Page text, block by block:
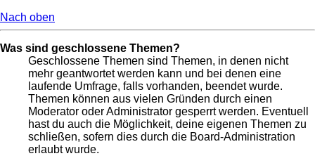
Nach oben
Was sind geschlossene Themen?
Geschlossene Themen sind Themen, in denen nicht
mehr geantwortet werden kann und bei denen eine
laufende Umfrage, falls vorhanden, beendet wurde.
Themen können aus vielen Gründen durch einen
Moderator oder Administrator gesperrt werden. Eventuell
hast du auch die Möglichkeit, deine eigenen Themen zu
schließen, sofern dies durch die Board-Administration
erlaubt wurde.